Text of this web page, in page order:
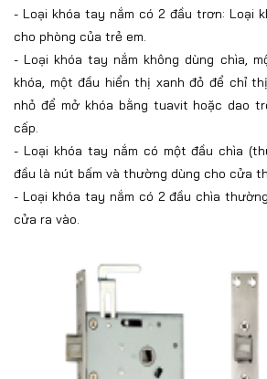
- Loại khóa tay nắm có 2 đầu trơn: Loại
cho phòng của trẻ em.
- Loại khóa tay nắm không dùng chìa,
khóa, một đầu hiển thị xanh đỏ để chỉ
nhỏ để mở khóa bằng tuavit hoặc dao
cấp.
- Loại khóa tay nắm có một đầu chìa
đầu là nút bấm và thường dùng cho cửa
- Loại khóa tay nắm có 2 đầu chìa
cửa ra vào.